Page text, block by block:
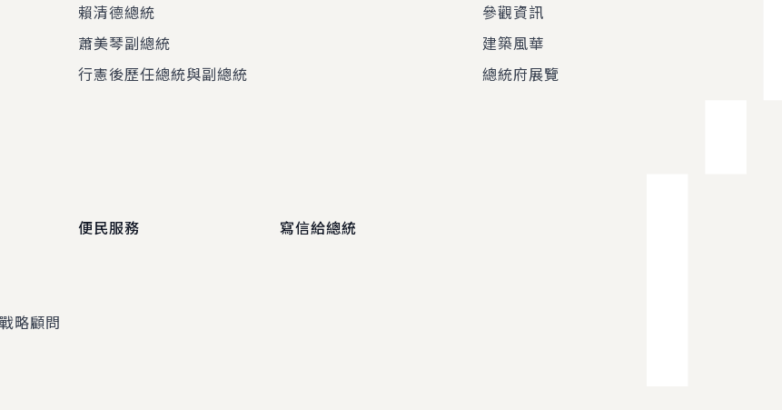
賴清德總統
蕭美琴副總統
行憲後歷任總統與副總統
參觀資訊
建築風華
總統府展覽
略顧問
便民服務 寫信給總統